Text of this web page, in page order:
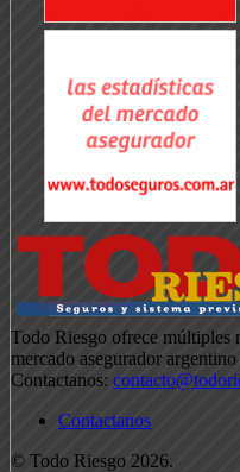
Todo Riesgo ofrece múltiples
mercado asegurador
Contactanos:
Contactanos
© Todo Riesgo 2026.